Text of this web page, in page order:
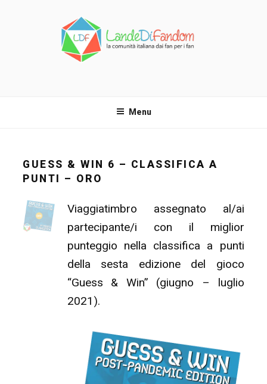
Menu
GUESS & WIN 6 – CLASSIFICA A
PUNTI – ORO
Viaggiatimbro assegnato al/ai
partecipante/i con il miglior
punteggio nella classifica a punti
della sesta edizione del gioco
“Guess & Win” (giugno – luglio
2021).